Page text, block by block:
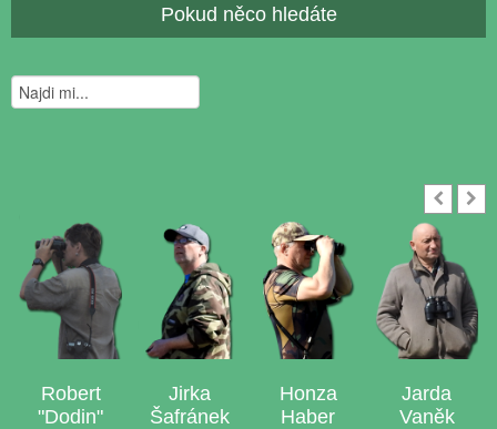
Pokud něco hledáte
Robert
Jirka
Šafránek
Honza
Haber
Jarda
Vaněk